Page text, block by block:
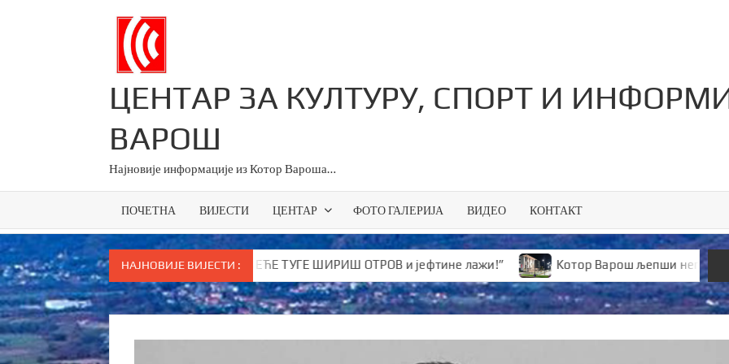
ЦЕНТАР ЗА КУЛТУРУ, СПОРТ И
ВАРОШ
Најновије информације из Котор Вароша…
ПОЧЕТНА ВИЈЕСТИ ЦЕНТАР ФОТО ГАЛЕРИЈА ВИДЕО КОНТАКТ
НАЈНОВИЈЕ ВИЈЕСТИ :
поручио Вукановићу “У ДАНЕ НАЈВЕЋЕ ТУГЕ ШИРИШ ОТРОВ и јефтине лажи!” Kотор Варош љепши него икад